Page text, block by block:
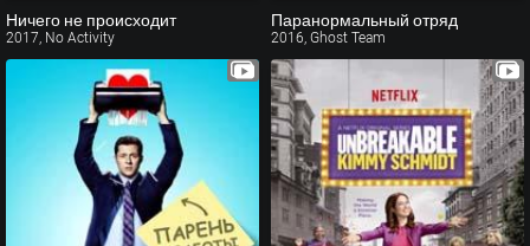
Ничего не происходит
2017, No Activity
Паранормальный отряд
2016, Ghost Team